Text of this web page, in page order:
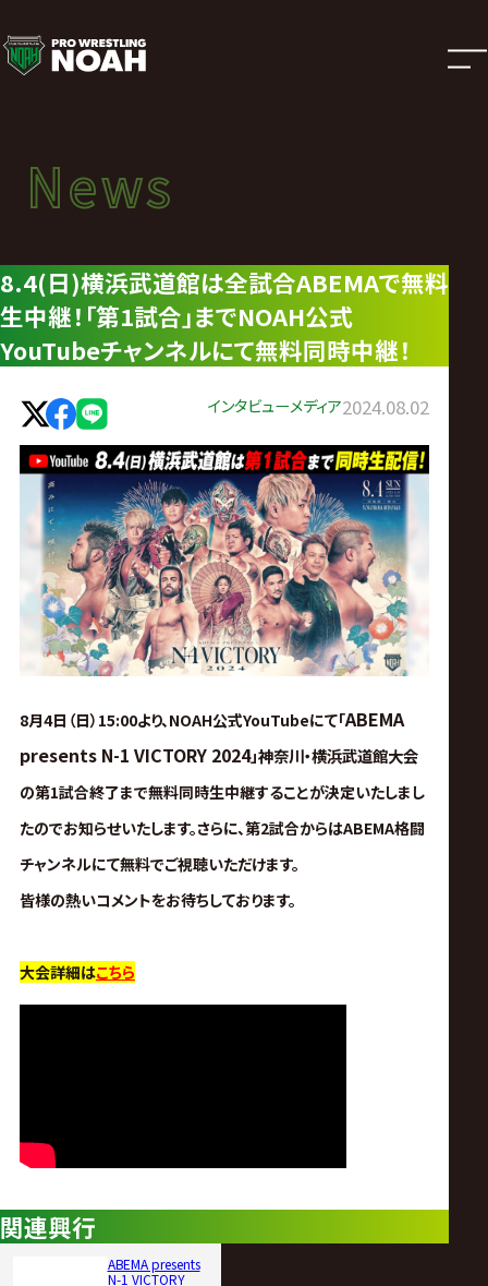
ニ
ュ
ー
ス
|
プ
ロ
レ
ス
リ
ン
グ・
ノ
ア
公
サ
News
ニュース
News
8.4(日)横浜武道館は全試合ABEMAで無料
生中継！「第1試合」までNOAH公式
YouTubeチャンネルにて無料同時中継！
インタビューメディア2024.08.02
8月4日（日）15:00より、NOAH公式YouTubeにて「ABEMA
presents N-1 VICTORY 2024」神奈川・横浜武道館大会
の第1試合終了まで無料同時生中継することが決定いたしまし
たのでお知らせいたします。さらに、第2試合からはABEMA格闘
チャンネルにて無料でご視聴いただけます。
皆様の熱いコメントをお待ちしております。
大会詳細はこちら
関連興行
ABEMA presents
N-1 VICTORY